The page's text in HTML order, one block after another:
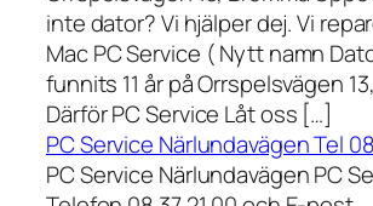
inte dator? Vi hjälper dej. Vi
Mac PC Service ( Nytt namn
funnits 11 år på Orrspelsvägen
Därför PC Service Låt oss […]
PC Service Närlundavägen Tel
PC Service Närlundavägen PC